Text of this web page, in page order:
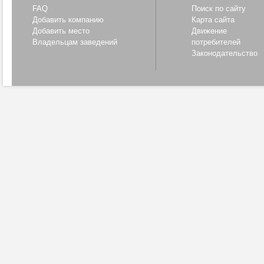
FAQ
Добавить компанию
Добавить место
Владельцам заведений
Поиск по сайту
Карта сайта
Движение
потребителей
Законодательство